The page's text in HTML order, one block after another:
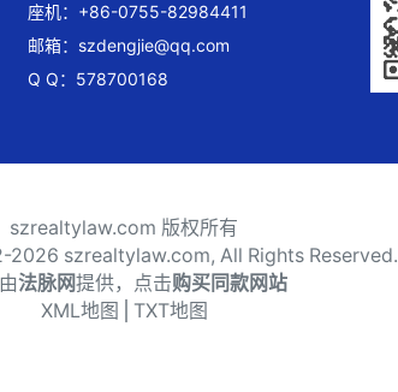
座机：+86-0755-82984411
邮箱： szdengjie@qq.com
Q Q：578700168
szrealtylaw.com 版权所有
2026 szrealtylaw.com, All Rights Reserved.
法脉网提供，点击购买同款网站
XML地图 TXT地图